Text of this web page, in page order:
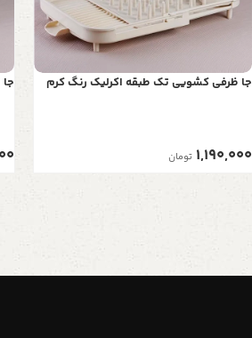
جا ظرفی کشویی تک طبقه اکرلیک رنگ کرم
1,190,000 تومان